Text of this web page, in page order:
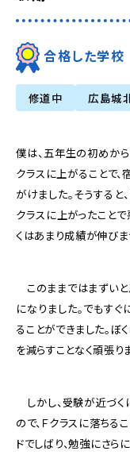
合格した学校
修道中 広島城
僕は、五年生の初めか
クラスに上がることで
がけました。そうすると
クラスに上がったこと
くはあまり成績が伸びま
このままではまずいと
になりました。でもす
ることができました。ぼ
を減らすことなく頑張り
しかし、受験が近づく
ので、Ｆクラスに落ちる
ドでしばり、勉強にさら